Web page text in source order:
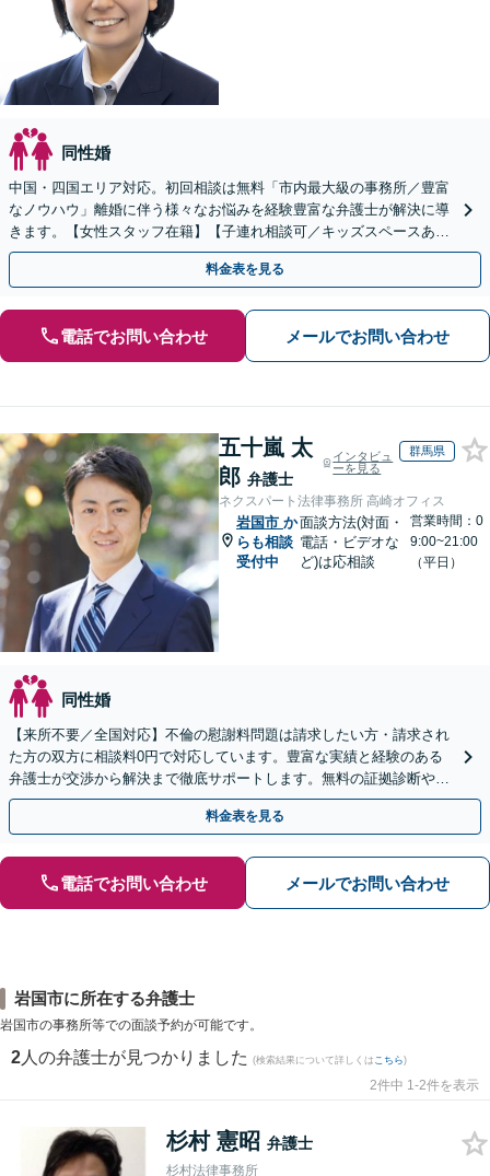
同性婚
中国・四国エリア対応。初回相談は無料「市内最大級の事務所／豊富
なノウハウ」離婚に伴う様々なお悩みを経験豊富な弁護士が解決に導
きます。【女性スタッフ在籍】【子連れ相談可／キッズスペースあ
り】【休日・夜間相談可】
料金表を見る
電話でお問い合わせ メールでお問い合わせ
五十嵐 太
郎 弁護士
インタビュ
ーを見る
群馬県
ネクスパート法律事務所 高崎オフィス
岩国市 か
らも相談
受付中
面談方法(対面・
電話・ビデオな
ど)は応相談
営業時間：0
9:00~21:00
（平日）
同性婚
【来所不要／全国対応】不倫の慰謝料問題は請求したい方・請求され
た方の双方に相談料0円で対応しています。豊富な実績と経験のある
弁護士が交渉から解決まで徹底サポートします。無料の証拠診断や着
手金の返還保証もありますので安心してご相談ください。
料金表を見る
電話でお問い合わせ メールでお問い合わせ
岩国市に所在する弁護士
岩国市の事務所等での面談予約が可能です。
2 人の弁護士が見つかりました (検索結果について詳しくは こちら)
2件中 1-2件を表示
杉村 憲昭 弁護士
杉村法律事務所